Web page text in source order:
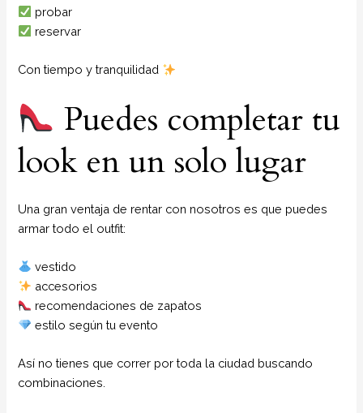
probar
reservar
Con tiempo y tranquilidad
Puedes completar tu
look en un solo lugar
Una gran ventaja de rentar con nosotros es que puedes
armar todo el outfit:
vestido
accesorios
recomendaciones de zapatos
estilo según tu evento
Así no tienes que correr por toda la ciudad buscando
combinaciones.